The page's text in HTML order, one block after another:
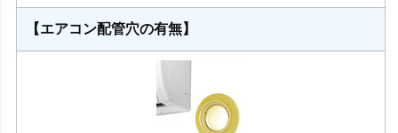
【エアコン配管穴の有無】